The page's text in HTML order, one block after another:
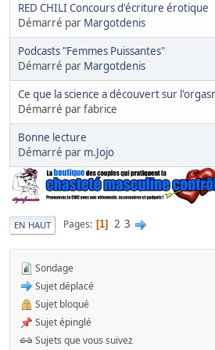
RED CHILI Concours d'écriture érotique
Démarré par Margotdenis
Podcasts "Femmes Puissantes"
Démarré par Margotdenis
Ce que la science a découvert sur
Démarré par fabrice
Bonne lecture
Démarré par m.Jojo
EN HAUT Pages 1 2 3
Sondage
Sujet déplacé
Sujet bloqué
Sujet épinglé
Sujets que vous suivez